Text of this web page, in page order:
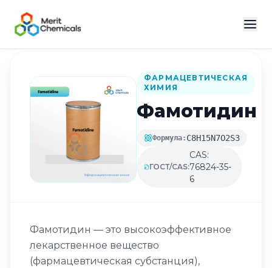
Назад в каталог
ФАРМАЦЕВТИЧЕСКАЯ
ХИМИЯ
Фамотидин
Формула: C8H15N7O2S3
ГОСТ/CAS:
CAS:
76824-35-
6
Фамотидин — это высокоэффективное
лекарственное вещество
(фармацевтическая субстанция),